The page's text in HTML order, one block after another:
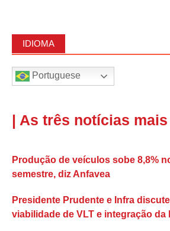
IDIOMA
Portuguese
| As três notícias
Produção de veículos sobe 8,8%
semestre, diz Anfavea
Presidente Prudente e Infra
viabilidade de VLT e integração da